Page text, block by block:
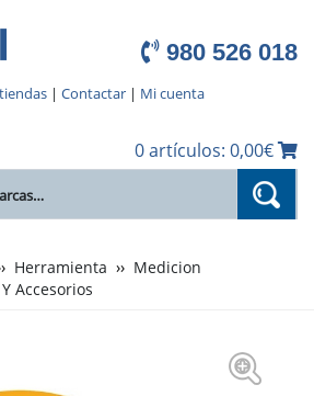
980 526 018
| Contactar| Mi cuenta
0 artículos: 0,00€
Herramienta
Medicion
Accesorios